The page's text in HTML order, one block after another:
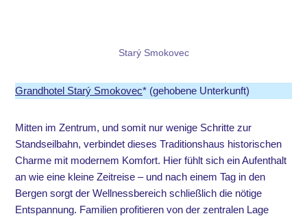
Starý Smokovec
Grandhotel Starý Smokovec* (gehobene Unterkunft)
Mitten im Zentrum, und somit nur wenige Schritte zur
Standseilbahn, verbindet dieses Traditionshaus historischen
Charme mit modernem Komfort. Hier fühlt sich ein Aufenthalt
an wie eine kleine Zeitreise – und nach einem Tag in den
Bergen sorgt der Wellnessbereich schließlich die nötige
Entspannung. Familien profitieren von der zentralen Lage